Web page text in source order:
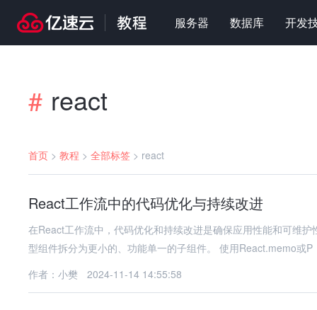
服务器 数据库 开发
# react
首页 > 教程 > 全部标签 > react
React工作流中的代码优化与持续改进
在React工作流中，代码优化和持续改进是确保应用性能和可维护性的关
型组件拆分为更小的、功能单一的子组件。 使用React.memo或P
作者：小樊
2024-11-14 14:55:58